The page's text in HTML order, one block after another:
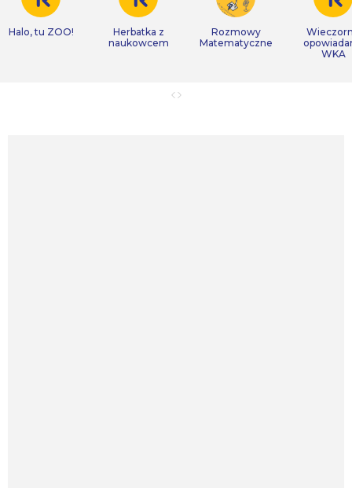
Halo, tu ZOO!
Herbatka z
naukowcem
Rozmowy
Matematyczne
WKA